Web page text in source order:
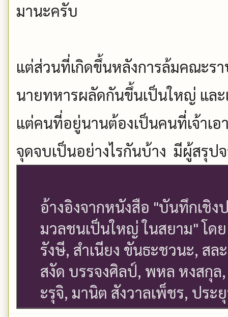
มานะครับ
แต่ส่วนที่เกิดขึ้นหลังการล้มคณะรา
นายทหารผลัดกันขึ้นเป็นใหญ่ แล
แต่คนที่อยู่นานต้องเป็นคนที่เจ้าเ
จุดจบเป็นอย่างไรกันบ้าง มีผู้สรุป
อ้างอิงจากหนังสือ "บันทึกเชิง
มวลชนเป็นใหญ่ ในสยาม" โด
รังษี, สำเนียง ขันธะชวนะ, ส
สงัด บรรจงศิลป์, พหล หงสกุล
ะรุจิ, มานิต สังวาลเพ็ชร, ปร